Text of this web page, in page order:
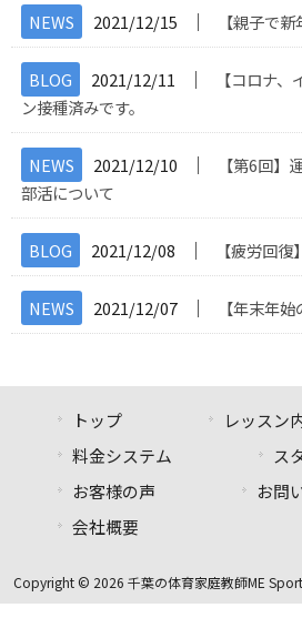
NEWS 2021/12/15 │ 【親子で
BLOG 2021/12/11 │
【コロナ
ン接種済みです。
NEWS 2021/12/10 │
【第6回】
部活について
BLOG 2021/12/08 │ 【疲労回
NEWS 2021/12/07 │ 【年末年
トップ
レッスン
料金システム
ス
お客様の声
お問
会社概要
Copyright © 2026 千葉の体育家庭教師ME